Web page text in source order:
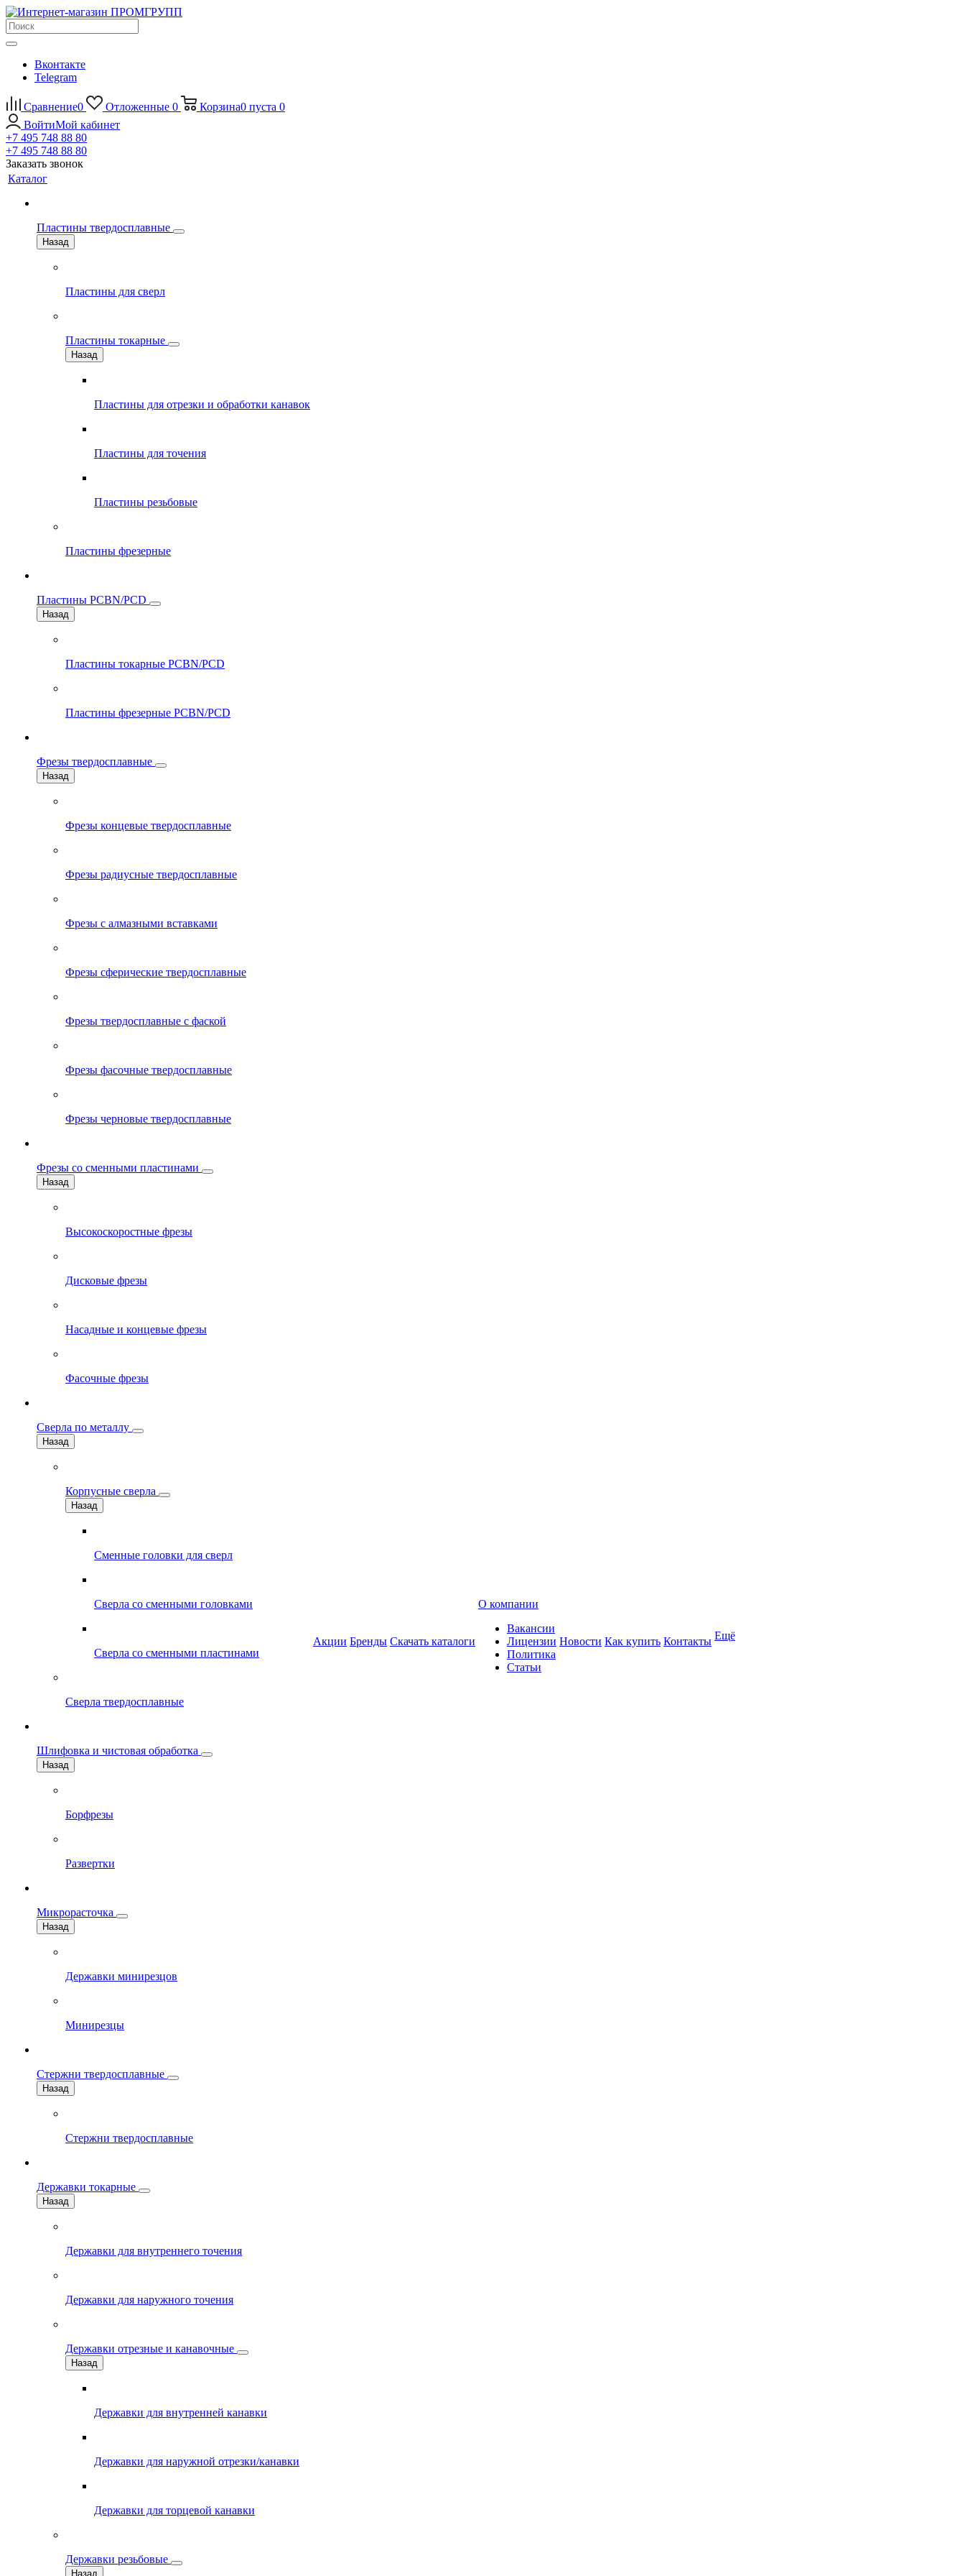
Вконтакте
Telegram
Сравнение0 Отложенные 0 Корзина0 пуста 0
ВойтиМой кабинет
+7 495 748 88 80
+7 495 748 88 80
Заказать звонок
Каталог
Пластины твердосплавные
Назад
Пластины для сверл
Пластины токарные
Назад
Пластины для отрезки и обработки канавок
Пластины для точения
Пластины резьбовые
Пластины фрезерные
Пластины PCBN/PCD
Назад
Пластины токарные PCBN/PCD
Пластины фрезерные PCBN/PCD
Фрезы твердосплавные
Назад
Фрезы концевые твердосплавные
Фрезы радиусные твердосплавные
Фрезы с алмазными вставками
Фрезы сферические твердосплавные
Фрезы твердосплавные с фаской
Фрезы фасочные твердосплавные
Фрезы черновые твердосплавные
Фрезы со сменными пластинами
Назад
Высокоскоростные фрезы
Дисковые фрезы
Насадные и концевые фрезы
Фасочные фрезы
Сверла по металлу
Назад
Корпусные сверла
Назад
Сменные головки для сверл
Сверла со сменными головками
Сверла со сменными пластинами
Сверла твердосплавные
Шлифовка и чистовая обработка
Назад
Борфрезы
Развертки
Микрорасточка
Назад
Державки минирезцов
Минирезцы
Стержни твердосплавные
Назад
Стержни твердосплавные
Державки токарные
Назад
Державки для внутреннего точения
Державки для наружного точения
Державки отрезные и канавочные
Назад
Державки для внутренней канавки
Державки для наружной отрезки/канавки
Державки для торцевой канавки
Державки резьбовые
Назад
Акции Бренды Скачать каталоги
О компании
Вакансии
Лицензии
Политика
Статьи
Новости Как купить Контакты Ещё